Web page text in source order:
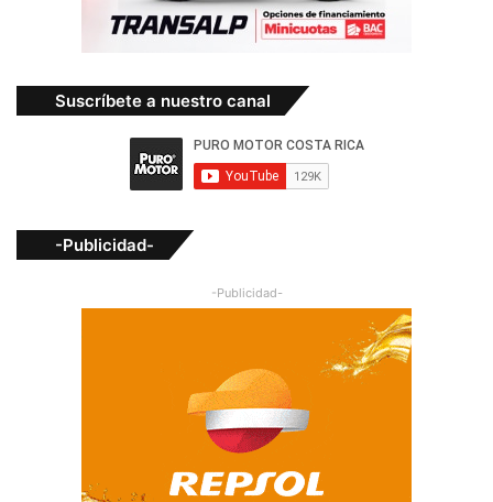
Suscríbete a nuestro canal
-Publicidad-
-Publicidad-